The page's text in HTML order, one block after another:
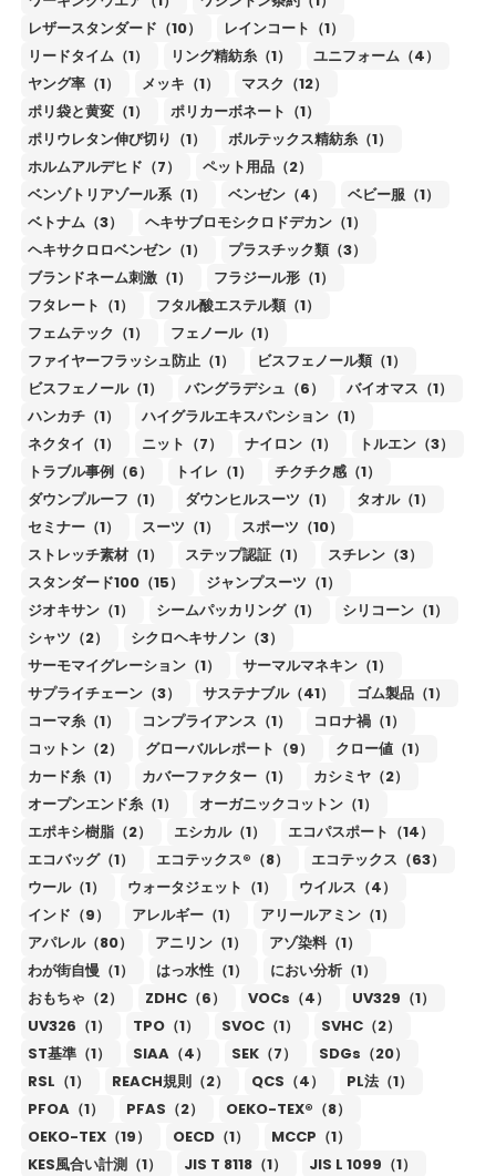
レザースタンダード（10）
レインコート（1）
リードタイム（1）
リング精紡糸（1）
ユニフォーム（4）
ヤング率（1）
メッキ（1）
マスク（12）
ポリ袋と黄変（1）
ポリカーボネート（1）
ポリウレタン伸び切り（1）
ボルテックス精紡糸（1）
ホルムアルデヒド（7）
ペット用品（2）
ベンゾトリアゾール系（1）
ベンゼン（4）
ベビー服（1）
ベトナム（3）
ヘキサブロモシクロドデカン（1）
ヘキサクロロベンゼン（1）
プラスチック類（3）
ブランドネーム刺激（1）
フラジール形（1）
フタレート（1）
フタル酸エステル類（1）
フェムテック（1）
フェノール（1）
ファイヤーフラッシュ防止（1）
ビスフェノール類（1）
ビスフェノール（1）
バングラデシュ（6）
バイオマス（1）
ハンカチ（1）
ハイグラルエキスパンション（1）
ネクタイ（1）
ニット（7） ナイロン（1）
トルエン（3）
トラブル事例（6）
トイレ（1）
チクチク感（1）
ダウンプルーフ（1）
ダウンヒルスーツ（1）
タオル（1）
セミナー（1）
スーツ（1）
スポーツ（10）
ストレッチ素材（1）
ステップ認証（1）
スチレン（3）
スタンダード100（15）
ジャンプスーツ（1）
ジオキサン（1）
シームパッカリング（1）
シリコーン（1）
シャツ（2）
シクロヘキサノン（3）
サーモマイグレーション（1）
サーマルマネキン（1）
サプライチェーン（3）
サステナブル（41）
ゴム製品（1）
コーマ糸（1）
コンプライアンス（1）
コロナ禍（1）
コットン（2）
グローバルレポート（9）
クロー値（1）
カード糸（1）
カバーファクター（1）
カシミヤ（2）
オープンエンド糸（1）
オーガニックコットン（1）
エポキシ樹脂（2）
エシカル（1）
エコパスポート（14）
エコバッグ（1）
エコテックス®（8）
エコテックス（63）
ウール（1）
ウォータジェット（1）
ウイルス（4）
インド（9）
アレルギー（1）
アリールアミン（1）
アパレル（80）
アニリン（1）
アゾ染料（1）
わが街自慢（1）
はっ水性（1）
におい分析（1）
おもちゃ（2）
ZDHC（6） VOCs（4）
UV329（1）
UV326（1）
TPO（1） SVOC（1）
SVHC（2）
ST基準（1）
SIAA（4） SEK（7）
SDGs（20）
RSL（1）
REACH規則（2） QCS（4）
PL法（1）
PFOA（1）
PFAS（2）
OEKO-TEX®（8）
OEKO-TEX（19）
OECD（1）
MCCP（1）
KES風合い計測（1）
JIS T 8118（1）
JIS L 1099（1）